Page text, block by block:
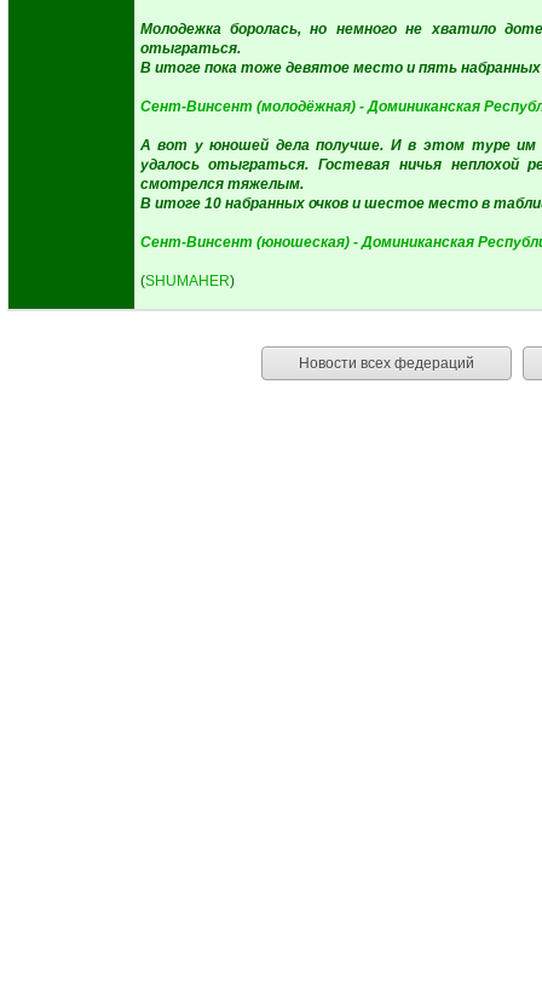
Молодежка боролась, но немного не хватило
отыграться.
В итоге пока тоже девятое место и пять набранных
Сент-Винсент (молодёжная) - Доминиканская
А вот у юношей дела получше. И в этом туре им
удалось отыграться. Гостевая ничья
смотрелся тяжелым.
В итоге 10 набранных очков и шестое место в
Сент-Винсент (юношеская) - Доминиканская
(SHUMAHER)
Новости всех федераций